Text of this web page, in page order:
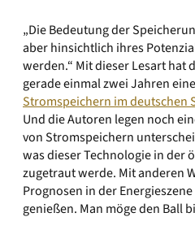
„Die Bedeutung der
aber hinsichtlich ihres
werden.“ Mit dieser Lesart hat
gerade einmal zwei Jahren
Stromspeichern im deutschen
Und die Autoren legen noch
von Stromspeichern
was dieser Technologie in der
zugetraut werde. Mit anderen
Prognosen in der
genießen. Man möge den Ball